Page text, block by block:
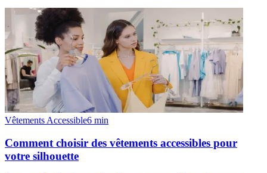
Vêtements Accessible6 min
Comment choisir des vêtements accessibles pour
votre silhouette